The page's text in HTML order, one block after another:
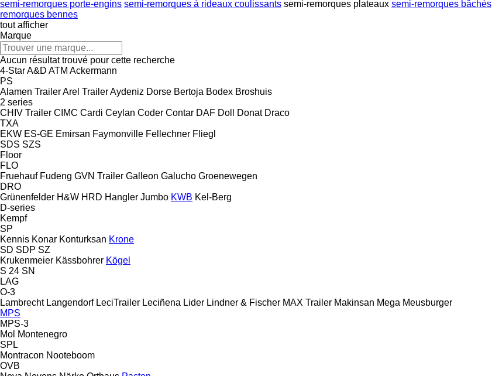
semi-remorques porte-engins semi-remorques à rideaux coulissants semi-remorques plateaux semi-remorques bâchés
remorques bennes
tout afficher
Marque
Aucun résultat trouvé pour cette recherche
4-StarA&D ATM Ackermann
PS
Alamen TrailerArel TrailerAydeniz Dorse Bertoja Bodex Broshuis
2 series
CHIV Trailer CIMC Cardi Ceylan Coder Contar DAF Doll Donat Draco
TXA
EKW ES-GE Emirsan Faymonville Fellechner Fliegl
SDS SZS
Floor
FLO
Fruehauf Fudeng GVN Trailer Galleon Galucho Groenewegen
DRO
Grünenfelder H&W HRD Hangler Jumbo KWB Kel-Berg
D-series
Kempf
SP
Kennis Konar Konturksan Krone
SD SDP SZ
Krukenmeier Kässbohrer Kögel
S 24 SN
LAG
O-3
Lambrecht Langendorf LeciTrailer Leciñena Lider Lindner & Fischer MAX Trailer Makinsan Mega Meusburger
MPS
MPS-3
Mol Montenegro
SPL
Montracon Nooteboom
OVB